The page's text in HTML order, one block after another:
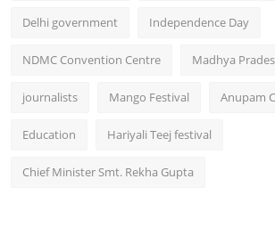
Delhi government Independence Day
NDMC Convention Centre Madhya
journalists Mango Festival Anupam
Education Hariyali Teej festival
Chief Minister Smt. Rekha Gupta